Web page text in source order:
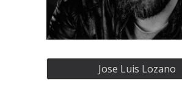
Jose Luis Lozano